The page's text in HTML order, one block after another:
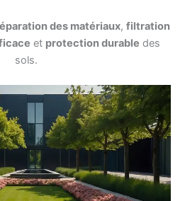
des matériaux, filtration
et protection durable des
sols.